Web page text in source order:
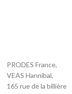
PRODES France,
VEAS Hannibal,
165 rue de la billière